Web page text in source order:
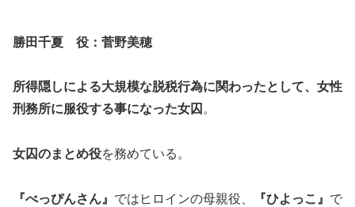
勝田千夏 役：菅野美穂
所得隠しによる大規模な脱税行為に関わったとして、女性
刑務所に服役する事になった女囚 。
女囚のまとめ役を務めている。
『べっぴんさん』 ではヒロインの母親役、 『ひよっこ』 で